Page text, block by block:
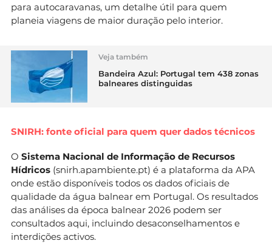
para autocaravanas, um detalhe útil para quem
planeia viagens de maior duração pelo interior.
Veja também
Bandeira Azul: Portugal tem 438 zonas
balneares distinguidas
SNIRH: fonte oficial para quem quer dados técnicos
O Sistema Nacional de Informação de Recursos
Hídricos (snirh.apambiente.pt) é a plataforma da APA
onde estão disponíveis todos os dados oficiais de
qualidade da água balnear em Portugal. Os resultados
das análises da época balnear 2026 podem ser
consultados aqui, incluindo desaconselhamentos e
interdições activos.